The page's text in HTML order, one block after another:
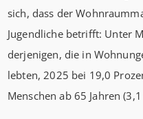
sich, dass der
Jugendliche betrifft: Unter
derjenigen, die in
lebten, 2025 bei 19,0
Menschen ab 65 Jahren